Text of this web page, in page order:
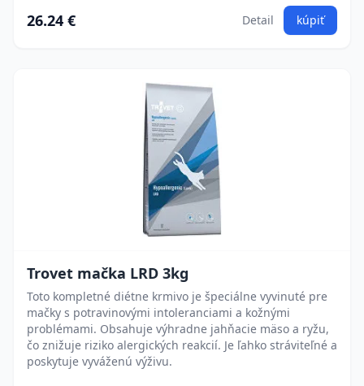
26.24 € Detail kúpiť
Trovet mačka LRD 3kg
Toto kompletné diétne krmivo je špeciálne vyvinuté pre
mačky s potravinovými intoleranciami a kožnými
problémami. Obsahuje výhradne jahňacie mäso a ryžu,
čo znižuje riziko alergických reakcií. Je ľahko stráviteľné a
poskytuje vyváženú výživu.